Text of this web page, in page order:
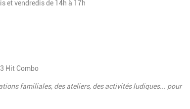
et vendredis de 14h à 17h
Hit Combo
familiales, des ateliers, des activités ludiques... pour